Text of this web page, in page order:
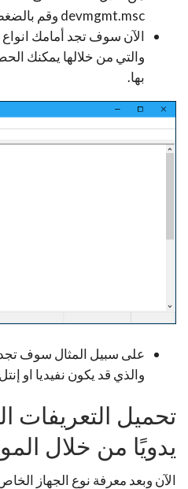
devmgmt.msc وقم بالضغط على Entre.
الآن سوف تجد أمامك
والتي من خلالها يمكنك
بها.
على سبيل المثال سوف
والذي قد يكون نفيديا او
تحميل التعريفات
يدويًا من خلال
الآن وبعد معرفة نوع الجهاز